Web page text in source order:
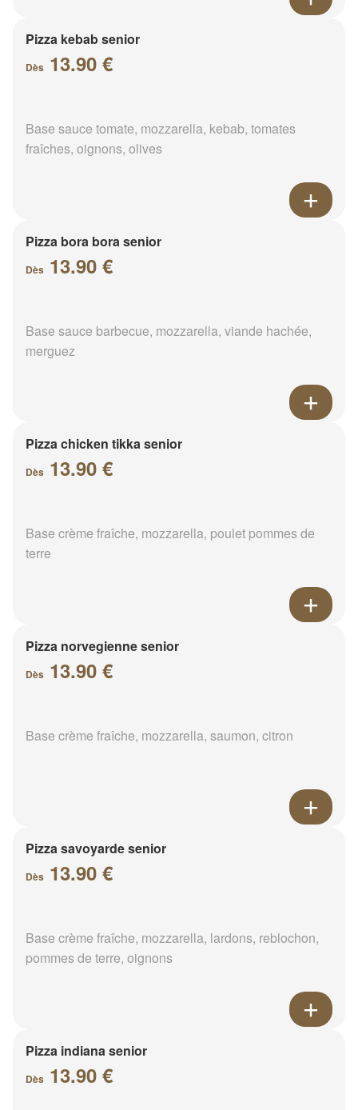
Pizza kebab senior
Dès 13.90 €
Base sauce tomate, mozzarella, kebab, tomates
fraîches, oignons, olives
Pizza bora bora senior
Dès 13.90 €
Base sauce barbecue, mozzarella, viande hachée,
merguez
Pizza chicken tikka senior
Dès 13.90 €
Base crème fraîche, mozzarella, poulet pommes de
terre
Pizza norvegienne senior
Dès 13.90 €
Base crème fraîche, mozzarella, saumon, citron
Pizza savoyarde senior
Dès 13.90 €
Base crème fraîche, mozzarella, lardons, reblochon,
pommes de terre, oignons
Pizza indiana senior
Dès 13.90 €